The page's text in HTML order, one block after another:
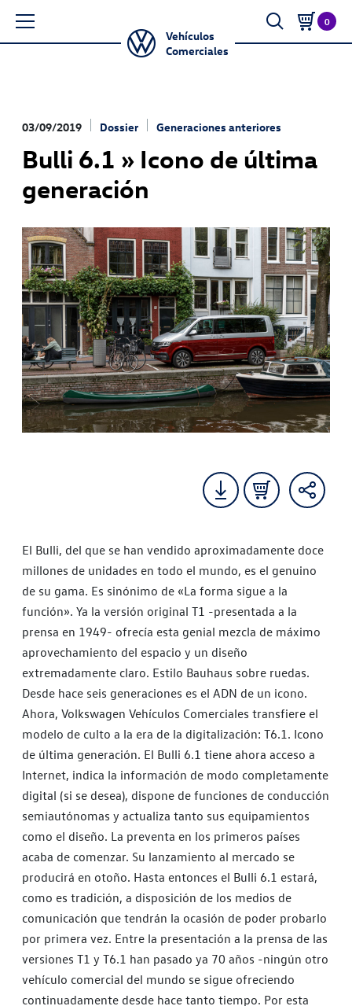
0
Vehículos
Comerciales
03/09/2019 Dossier Generaciones anteriores
Bulli 6.1 » Icono de última
generación
El Bulli, del que se han vendido aproximadamente doce
millones de unidades en todo el mundo, es el genuino
de su gama. Es sinónimo de «La forma sigue a la
función». Ya la versión original T1 -presentada a la
prensa en 1949- ofrecía esta genial mezcla de máximo
aprovechamiento del espacio y un diseño
extremadamente claro. Estilo Bauhaus sobre ruedas.
Desde hace seis generaciones es el ADN de un icono.
Ahora, Volkswagen Vehículos Comerciales transfiere el
modelo de culto a la era de la digitalización: T6.1. Icono
de última generación. El Bulli 6.1 tiene ahora acceso a
Internet, indica la información de modo completamente
digital (si se desea), dispone de funciones de conducción
semiautónomas y actualiza tanto sus equipamientos
como el diseño. La preventa en los primeros países
acaba de comenzar. Su lanzamiento al mercado se
producirá en otoño. Hasta entonces el Bulli 6.1 estará,
como es tradición, a disposición de los medios de
comunicación que tendrán la ocasión de poder probarlo
por primera vez. Entre la presentación a la prensa de las
versiones T1 y T6.1 han pasado ya 70 años -ningún otro
vehículo comercial del mundo se sigue ofreciendo
continuadamente desde hace tanto tiempo. Por esta